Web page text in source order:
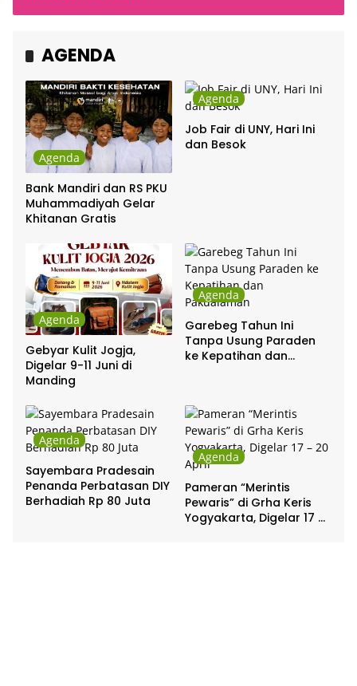
AGENDA
Agenda
Bank Mandiri dan RS PKU
Muhammadiyah Gelar
Khitanan Gratis
Agenda
Job Fair di UNY, Hari Ini
dan Besok
Agenda
Gebyar Kulit Jogja,
Digelar 9-11 Juni di
Manding
Agenda
Garebeg Tahun Ini
Tanpa Usung Paraden
ke Kepatihan dan
Agenda
Sayembara Pradesain
Penanda Perbatasan DIY
Berhadiah Rp 80 Juta
Agenda
Pameran “Merintis
Pewaris” di Grha Keris
Yogyakarta, Digelar 17 –